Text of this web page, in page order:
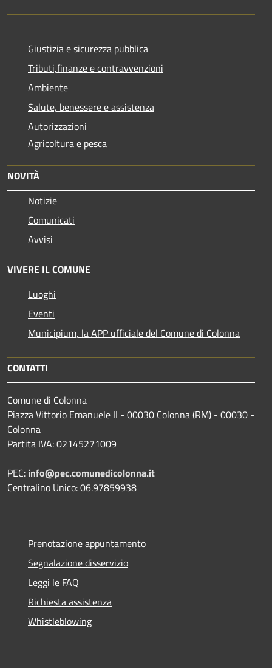
Giustizia e sicurezza pubblica
Tributi,finanze e contravvenzioni
Ambiente
Salute, benessere e assistenza
Autorizzazioni
Agricoltura e pesca
NOVITÀ
Notizie
Comunicati
Avvisi
VIVERE IL COMUNE
Luoghi
Eventi
Municipium, la APP ufficiale del Comune di Colonna
CONTATTI
Comune di Colonna
Piazza Vittorio Emanuele II - 00030 Colonna (RM) - 00030 -
Colonna
Partita IVA: 02145271009
PEC: info@pec.comunedicolonna.it
Centralino Unico: 06.97859938
Prenotazione appuntamento
Segnalazione disservizio
Leggi le FAQ
Richiesta assistenza
Whistleblowing